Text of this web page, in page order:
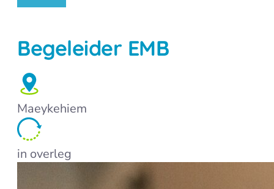
Begeleider EMB
Maeykehiem
in overleg